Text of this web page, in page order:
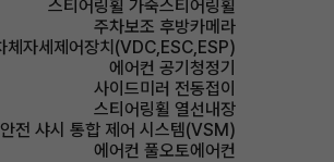
스티어링휠 가죽스티어링휠
주차보조 후방카메라
체자세제어장치(VDC,ESC,ESP)
에어컨 공기청정기
사이드미러 전동접이
스티어링휠 열선내장
전 샤시 통합 제어 시스템(VSM)
에어컨 풀오토에어컨